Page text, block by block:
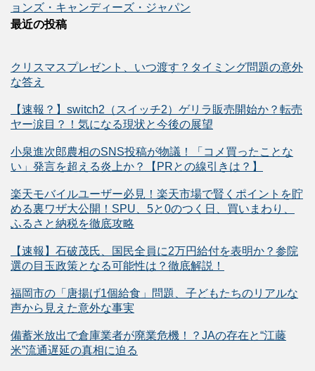
ョンズ・キャンディーズ・ジャパン
最近の投稿
クリスマスプレゼント、いつ渡す？タイミング問題の意外
な答え
【速報？】switch2（スイッチ2）ゲリラ販売開始か？転売
ヤー涙目？！気になる現状と今後の展望
小泉進次郎農相のSNS投稿が物議！「コメ買ったことな
い」発言を超える炎上か？【PRとの線引きは？】
楽天モバイルユーザー必見！楽天市場で賢くポイントを貯
める裏ワザ大公開！SPU、5と0のつく日、買いまわり、
ふるさと納税を徹底攻略
【速報】石破茂氏、国民全員に2万円給付を表明か？参院
選の目玉政策となる可能性は？徹底解説！
福岡市の「唐揚げ1個給食」問題、子どもたちのリアルな
声から見えた意外な事実
備蓄米放出で倉庫業者が廃業危機！？JAの存在と“江藤
米”流通遅延の真相に迫る